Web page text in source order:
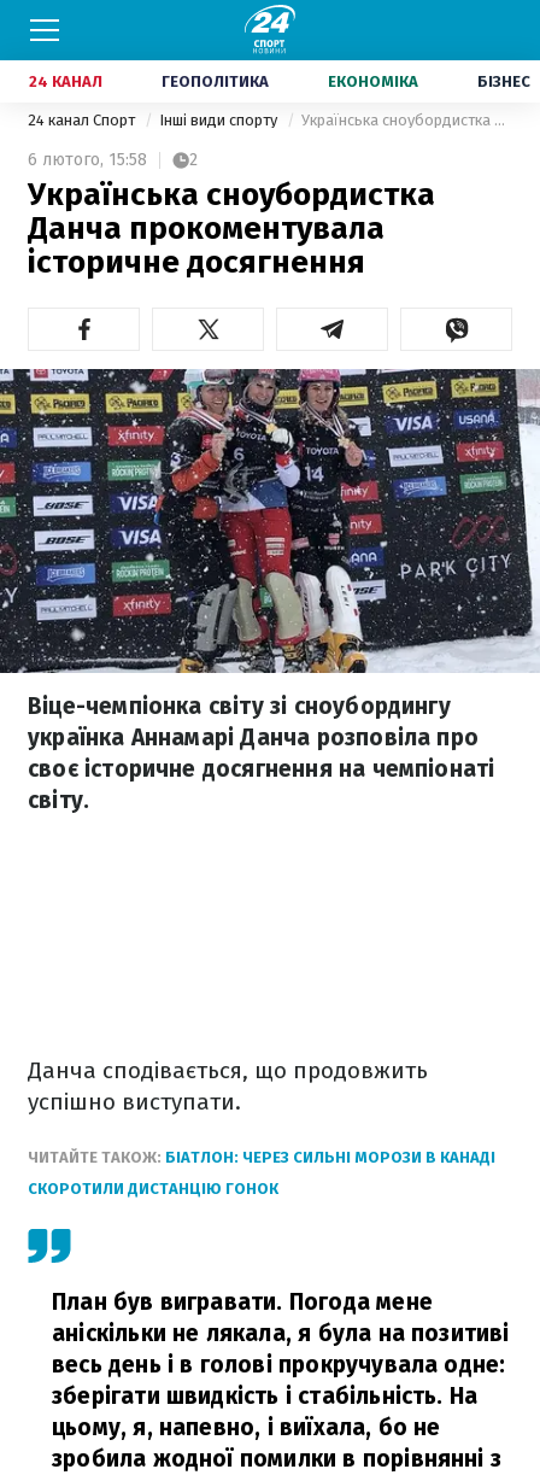
24 КАНАЛ ГЕОПОЛІТИКА ЕКОНОМІКА БІЗНЕС
24 канал Спорт Інші види спорту Українська сноубордистка Данча прокоментувала історичне досягнення
6 лютого, 15:58 2
Українська сноубордистка
Данча прокоментувала
історичне досягнення
Віце-чемпіонка світу зі сноубордингу
українка Аннамарі Данча розповіла про
своє історичне досягнення на чемпіонаті
світу.
Данча сподівається, що продовжить
успішно виступати.
ЧИТАЙТЕ ТАКОЖ: БІАТЛОН: ЧЕРЕЗ СИЛЬНІ МОРОЗИ В КАНАДІ
СКОРОТИЛИ ДИСТАНЦІЮ ГОНОК
План був вигравати. Погода мене
аніскільки не лякала, я була на позитиві
весь день і в голові прокручувала одне:
зберігати швидкість і стабільність. На
цьому, я, напевно, і виїхала, бо не
зробила жодної помилки в порівнянні з